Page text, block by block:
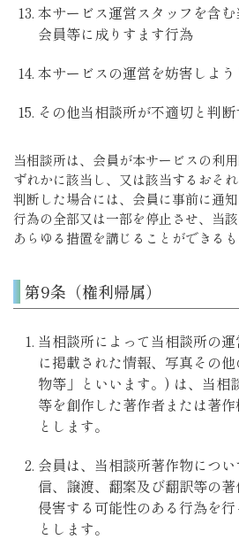
本サービス運営スタッフを含
会員等に成りすます行為
本サービスの運営を妨害しよ
その他当相談所が不適切と判断
当相談所は、会員が本サービスの利
ずれかに該当し、又は該当するおそ
判断した場合には、会員に事前に通
行為の全部又は一部を停止させ、当
あらゆる措置を講じることができるも
第9条（権利帰属）
当相談所によって当相談所の
に掲載された情報、写真その
物等」といいます。) は、当相
等を創作した著作者または著
とします。
会員は、当相談所著作物につ
信、譲渡、翻案及び翻訳等の
侵害する可能性のある行為を
とします。